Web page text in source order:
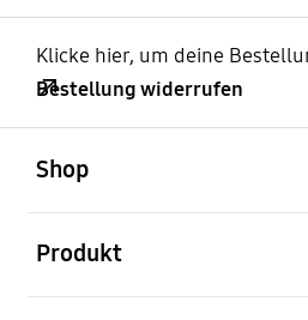
Klicke hier, um deine
Bestellung widerrufen
Shop
Produkt